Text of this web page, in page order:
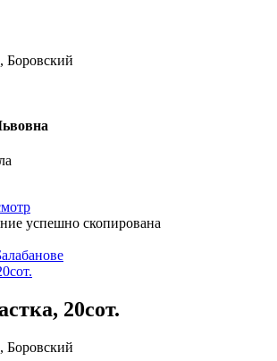
Боровский
успешно скопирована
20сот.
Боровский